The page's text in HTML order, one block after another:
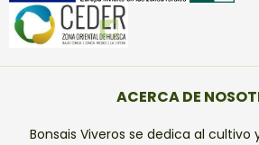
ACERCA DE
Bonsais Viveros se dedica al